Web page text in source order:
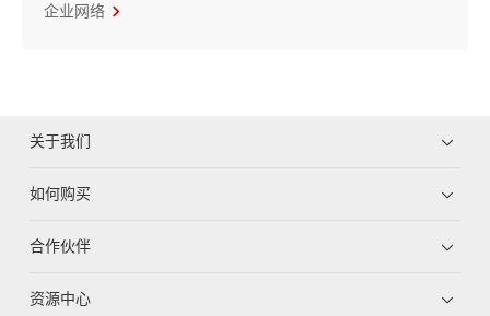
企业网络
关于我们
如何购买
合作伙伴
资源中心